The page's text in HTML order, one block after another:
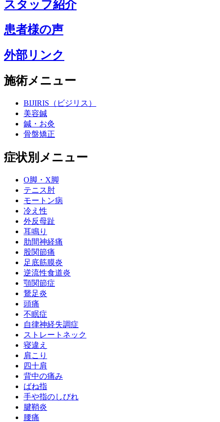
スタッフ紹介
患者様の声
外部リンク
施術メニュー
BIJIRIS（ビジリス）
美容鍼
鍼・お灸
骨盤矯正
症状別メニュー
O脚・X脚
テニス肘
モートン病
冷え性
外反母趾
耳鳴り
肋間神経痛
股関節痛
足底筋膜炎
逆流性食道炎
顎関節症
鵞足炎
頭痛
不眠症
自律神経失調症
ストレートネック
寝違え
肩こり
四十肩
背中の痛み
ばね指
手や指のしびれ
腱鞘炎
腰痛